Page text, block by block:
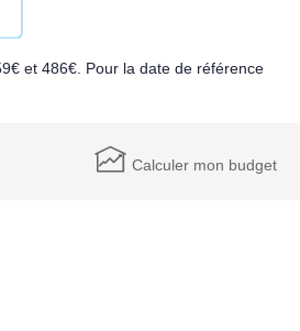
et 486€. Pour la date de référence
Calculer mon budget